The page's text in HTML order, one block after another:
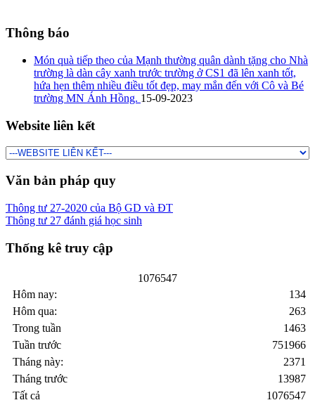
Thông báo
Món quà tiếp theo của Mạnh thường quân dành tặng cho Nhà
trường là dàn cây xanh trước trường ở CS1 đã lên xanh tốt,
hứa hẹn thêm nhiều điều tốt đẹp, may mắn đến với Cô và Bé
trường MN Ánh Hồng. 15-09-2023
Website liên kết
Văn bản pháp quy
Thông tư 27-2020 của Bộ GD và ĐT
Thông tư 27 đánh giá học sinh
Thống kê truy cập
1076547
Hôm nay:
Hôm qua:
Trong tuần
Tuần trước
Tháng này:
Tháng trước
Tất cả
134
263
1463
751966
2371
13987
1076547